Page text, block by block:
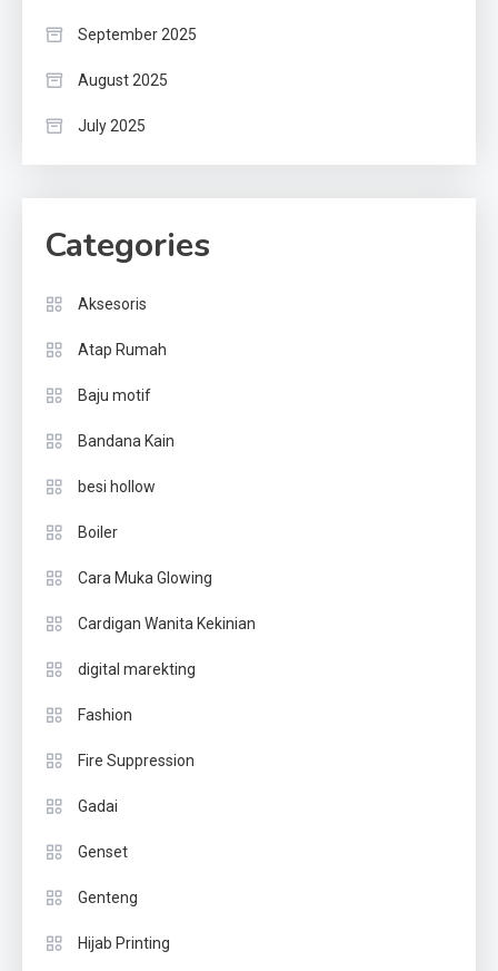
September 2025
August 2025
July 2025
Categories
Aksesoris
Atap Rumah
Baju motif
Bandana Kain
besi hollow
Boiler
Cara Muka Glowing
Cardigan Wanita Kekinian
digital marekting
Fashion
Fire Suppression
Gadai
Genset
Genteng
Hijab Printing